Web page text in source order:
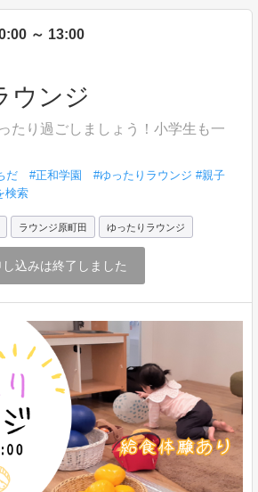
～ 13:00
ウンジ
たり過ごしましょう！小学生も一
だ #正和学園 #ゆったりラウンジ #親子
検索
ラウンジ原町田 ゆったりラウンジ
し込みは終了しました